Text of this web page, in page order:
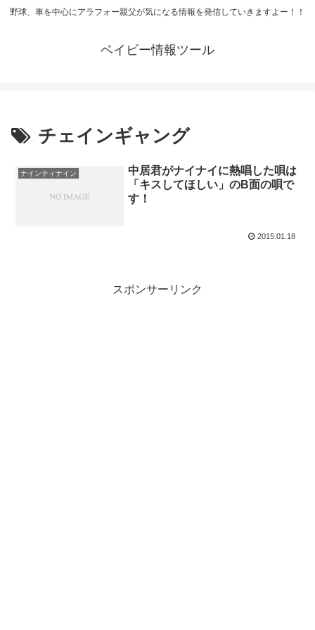
野球、車を中心にアラフォー親父が気になる情報を発信していきますよー！！
ベイビー情報ツール
チェインギャング
ナインティナイン
中居君がナイナイに熱唱した唄は
「キスしてほしい」のB面の唄で
す！
2015.01.18
スポンサーリンク